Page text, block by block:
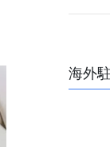
海外